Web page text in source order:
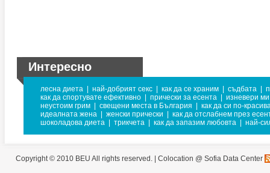
Интересно
лесна диета най-добрият секс как да се храним съдбата
как да спортувате ефективно
прически за есента
изневери ми
неустоим грим
свещени места в България
как да си по-
идеалната жена
женски прически
как да отслабнем през
шоколадова диета
трикчета как да запазим любовта най-
Copyright © 2010 BEU All rights reserved. | Colocation @ Sofia Data Center